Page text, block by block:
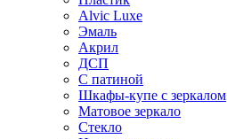
Alvic Luxe
Эмаль
Акрил
ДСП
С патиной
Шкафы-купе с зеркалом
Матовое зеркало
Стекло